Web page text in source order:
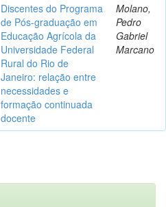
Discentes do Programa
de Pós-graduação em
Educação Agrícola da
Universidade Federal
Rural do Rio de
Janeiro: relação entre
necessidades e
formação continuada
docente
Molano,
Pedro
Gabriel
Marcano